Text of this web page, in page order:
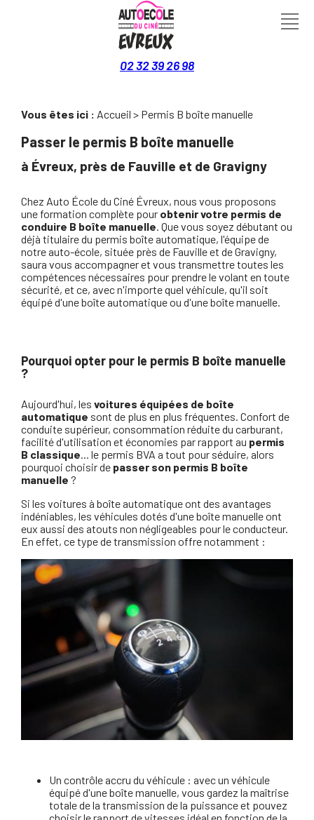
02 32 39 26 98
Vous êtes ici : Accueil > Permis B boîte manuelle
Passer le permis B boîte manuelle
à Évreux, près de Fauville et de Gravigny
Chez Auto École du Ciné Évreux, nous vous proposons
une formation complète pour obtenir votre permis de
conduire B boîte manuelle. Que vous soyez débutant ou
déjà titulaire du permis boîte automatique, l'équipe de
notre auto-école, située près de Fauville et de Gravigny,
saura vous accompagner et vous transmettre toutes les
compétences nécessaires pour prendre le volant en toute
sécurité, et ce, avec n'importe quel véhicule, qu'il soit
équipé d'une boîte automatique ou d'une boîte manuelle.
Pourquoi opter pour le permis B boîte manuelle
?
Aujourd'hui, les voitures équipées de boîte
automatique sont de plus en plus fréquentes. Confort de
conduite supérieur, consommation réduite du carburant,
facilité d'utilisation et économies par rapport au permis
B classique... le permis BVA a tout pour séduire, alors
pourquoi choisir de passer son permis B boîte
manuelle ?
Si les voitures à boîte automatique ont des avantages
indéniables, les véhicules dotés d'une boîte manuelle ont
eux aussi des atouts non négligeables pour le conducteur.
En effet, ce type de transmission offre notamment :
Un contrôle accru du véhicule : avec un véhicule
équipé d'une boîte manuelle, vous gardez la maîtrise
totale de la transmission de la puissance et pouvez
Panneau de gestion des cookies